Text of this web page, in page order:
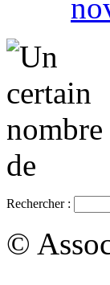
Rechercher :
©